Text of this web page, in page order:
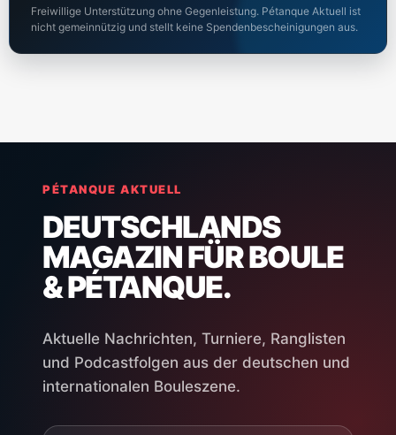
Freiwillige Unterstützung ohne Gegenleistung. Pétanque Aktuell ist
nicht gemeinnützig und stellt keine Spendenbescheinigungen aus.
PÉTANQUE AKTUELL
DEUTSCHLANDS
MAGAZIN FÜR BOULE
& PÉTANQUE.
Aktuelle Nachrichten, Turniere, Ranglisten
und Podcastfolgen aus der deutschen und
internationalen Bouleszene.